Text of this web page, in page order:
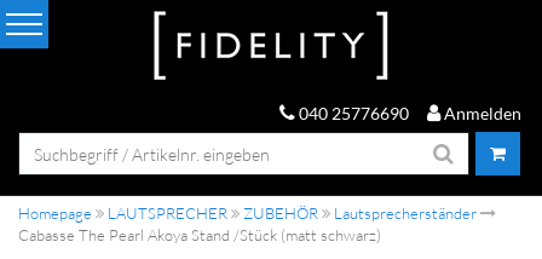
040 25776690 Anmelden
Homepage LAUTSPRECHER ZUBEHÖR
Lautsprecherständer
Cabasse The Pearl Akoya Stand /Stück (matt schwarz)